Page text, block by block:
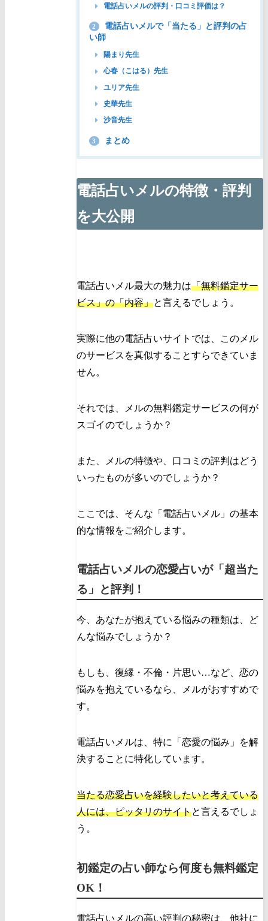
電話占いメルの評判・口コミ評価は？
2
電話占いメルで「当たる」と評判の占
い師
陽まり先生
心春（こはる）先生
ユリア先生
史華先生
沙音先生
3 まとめ
電話占いメルの特徴・評判
を大公開
電話占いメル最大の魅力は「無料鑑定サー
ビス」の「内容」と言えるでしょう。
実際に他の電話占いサイトでは、このメル
のサービスを真似することすらできていま
せん。
それでは、メルの無料鑑定サービスの何が
スゴイのでしょうか？
また、メルの特徴や、口コミの評判はどう
いったものが多いのでしょうか？
ここでは、そんな「電話占いメル」の基本
的な情報をご紹介します。
電話占いメルの恋愛占いが「超当た
る」と評判！
今、あなたが抱えている悩みの種類は、ど
んな悩みでしょうか？
もしも、復縁・不倫・片思い…など、恋の
悩みを抱えているなら、メルがおすすめで
す。
電話占いメルは、特に「恋愛の悩み」を解
決することに特化しています。
当たる恋愛占いを経験したいと考えている
人には、ピッタリのサイトと言えるでしょ
う。
初鑑定の占い師なら何度も無料鑑定
OK！
電話占いメルの高い評判の秘密は、他社に